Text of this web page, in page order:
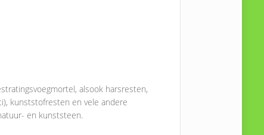
alsook harsresten,
kunststofresten en vele andere
en kunststeen.